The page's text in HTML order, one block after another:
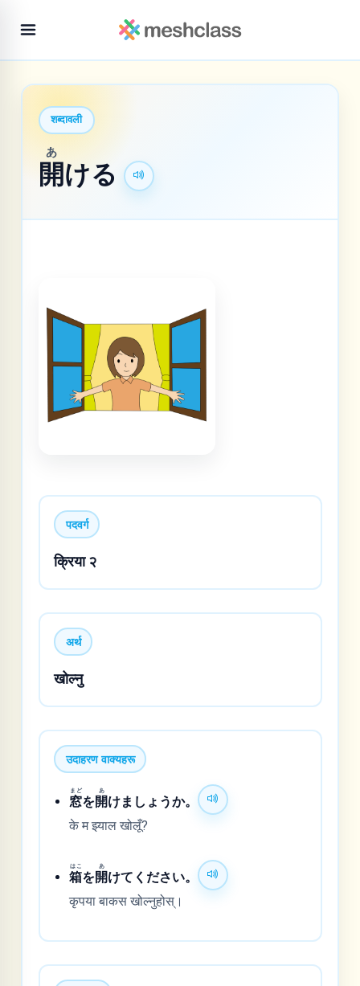
शब्दावली
開
あ
ける
पदवर्ग
क्रिया २
अर्थ
खोल्नु
उदाहरण वाक्यहरू
窓
まど
を開
あ
けましょうか。
के म झ्याल खोलूँ?
箱
はこ
を開
あ
けてください。
कृपया बाकस खोल्नुहोस्।